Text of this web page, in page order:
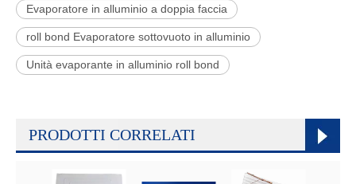
Evaporatore in alluminio a doppia faccia
roll bond Evaporatore sottovuoto in alluminio
Unità evaporante in alluminio roll bond
PRODOTTI CORRELATI